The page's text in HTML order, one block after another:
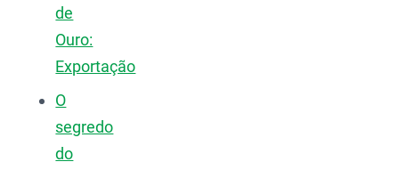
de
Ouro:
Exportação
O
segredo
do